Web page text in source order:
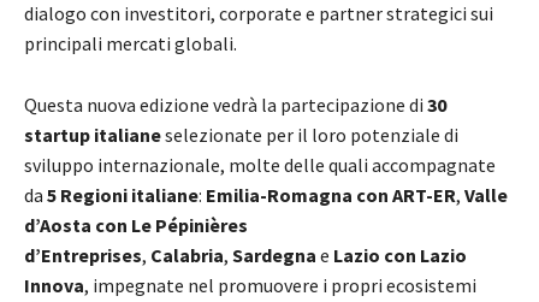
dialogo con investitori, corporate e partner strategici sui
principali mercati globali.
Questa nuova edizione vedrà la partecipazione di 30
startup italianeselezionate per il loro potenziale di
sviluppo internazionale, molte delle quali accompagnate
da 5 Regioni italiane: Emilia-Romagna con ART-ER, Valle
d’Aosta con Le Pépinières
d’Entreprises, Calabria, Sardegna e Lazio con Lazio
Innova, impegnate nel promuovere i propri ecosistemi